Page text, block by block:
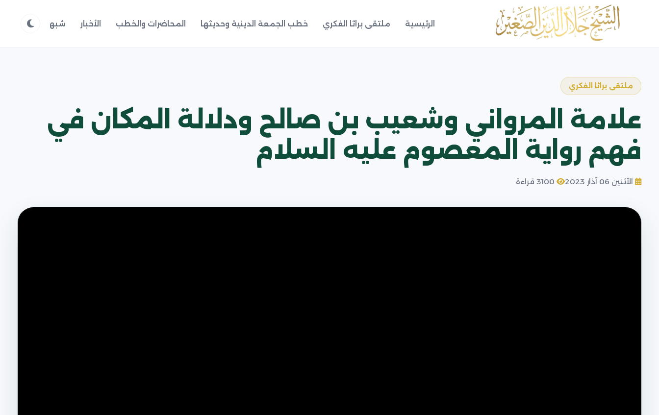
الرئيسية ملتقى براثا الفكري خطب الجمعة الدينية وحديثها المحاضرات والخطب الأخبار شبهات وردود
ملتقى براثا الفكري
علامة المرواني وشعيب بن صالح ودلالة المكان في
فهم رواية المعصوم عليه السلام
الأثنين 06 آذار 2023